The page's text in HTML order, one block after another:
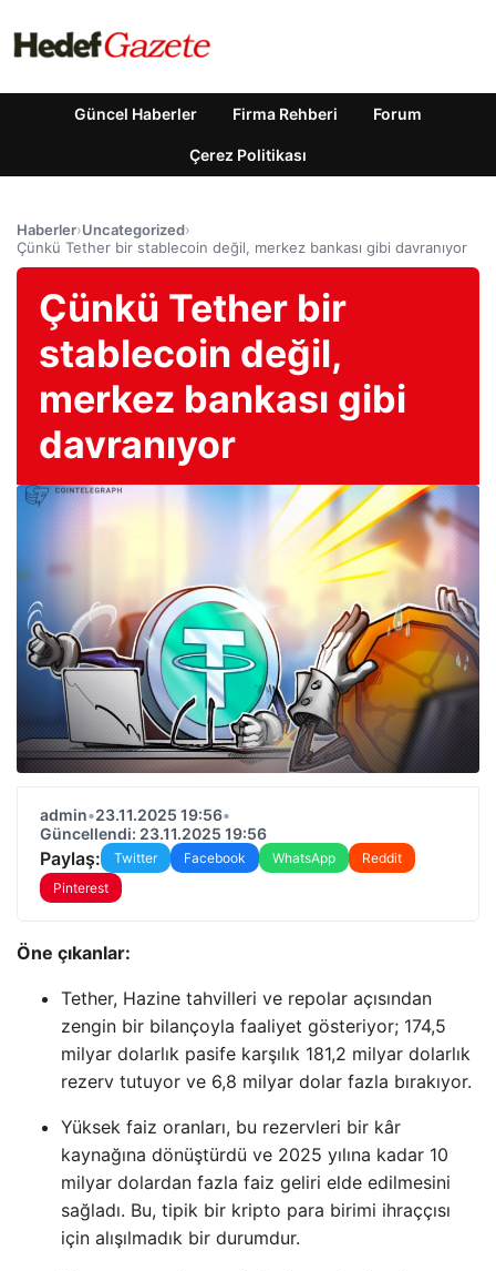
Güncel Haberler Firma Rehberi Forum
Çerez Politikası
Haberler›Uncategorized›
Çünkü Tether bir stablecoin değil, merkez bankası gibi davranıyor
Çünkü Tether bir
stablecoin değil,
merkez bankası gibi
davranıyor
admin•23.11.2025 19:56•
Güncellendi: 23.11.2025 19:56
Paylaş: Twitter Facebook WhatsApp
Reddit
Pinterest
Öne çıkanlar:
Tether, Hazine tahvilleri ve repolar açısından
zengin bir bilançoyla faaliyet gösteriyor; 174,5
milyar dolarlık pasife karşılık 181,2 milyar dolarlık
rezerv tutuyor ve 6,8 milyar dolar fazla bırakıyor.
Yüksek faiz oranları, bu rezervleri bir kâr
kaynağına dönüştürdü ve 2025 yılına kadar 10
milyar dolardan fazla faiz geliri elde edilmesini
sağladı. Bu, tipik bir kripto para birimi ihraççısı
için alışılmadık bir durumdur.